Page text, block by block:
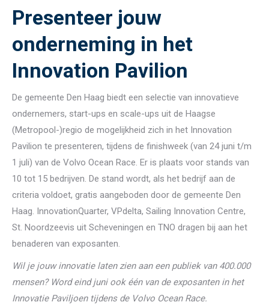
Presenteer jouw
onderneming in het
Innovation Pavilion
De gemeente Den Haag biedt een selectie van innovatieve
ondernemers, start-ups en scale-ups uit de Haagse
(Metropool-)regio de mogelijkheid zich in het Innovation
Pavilion te presenteren, tijdens de finishweek (van 24 juni t/m
1 juli) van de Volvo Ocean Race. Er is plaats voor stands van
10 tot 15 bedrijven. De stand wordt, als het bedrijf aan de
criteria voldoet, gratis aangeboden door de gemeente Den
Haag. InnovationQuarter, VPdelta, Sailing Innovation Centre,
St. Noordzeevis uit Scheveningen en TNO dragen bij aan het
benaderen van exposanten.
Wil je jouw innovatie laten zien aan een publiek van 400.000
mensen? Word eind juni ook één van de exposanten in het
Innovatie Paviljoen tijdens de Volvo Ocean Race.